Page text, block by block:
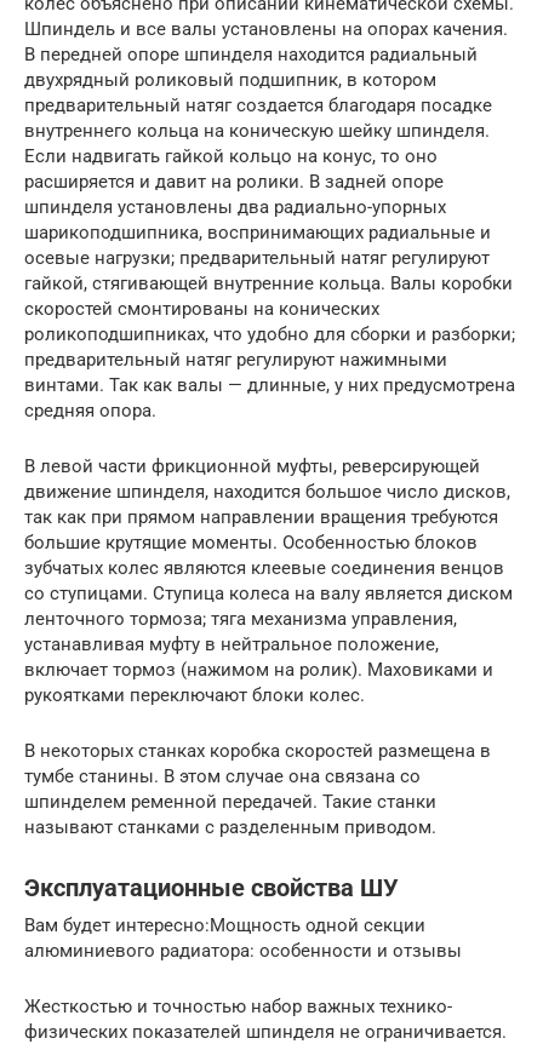
Шпиндель и все валы установлены на опорах качения.
В передней опоре шпинделя находится радиальный
двухрядный роликовый подшипник, в котором
предварительный натяг создается благодаря посадке
внутреннего кольца на коническую шейку шпинделя.
Если надвигать гайкой кольцо на конус, то оно
расширяется и давит на ролики. В задней опоре
шпинделя установлены два радиально-упорных
шарикоподшипника, воспринимающих радиальные и
осевые нагрузки; предварительный натяг регулируют
гайкой, стягивающей внутренние кольца. Валы коробки
скоростей смонтированы на конических
роликоподшипниках, что удобно для сборки и разборки;
предварительный натяг регулируют нажимными
винтами. Так как валы — длинные, у них предусмотрена
средняя опора.
В левой части фрикционной муфты, реверсирующей
движение шпинделя, находится большое число дисков,
так как при прямом направлении вращения требуются
большие крутящие моменты. Особенностью блоков
зубчатых колес являются клеевые соединения венцов
со ступицами. Ступица колеса на валу является диском
ленточного тормоза; тяга механизма управления,
устанавливая муфту в нейтральное положение,
включает тормоз (нажимом на ролик). Маховиками и
рукоятками переключают блоки колес.
В некоторых станках коробка скоростей размещена в
тумбе станины. В этом случае она связана со
шпинделем ременной передачей. Такие станки
называют станками с разделенным приводом.
Эксплуатационные свойства ШУ
Вам будет интересно:Мощность одной секции
алюминиевого радиатора: особенности и отзывы
Жесткостью и точностью набор важных технико-
физических показателей шпинделя не ограничивается.